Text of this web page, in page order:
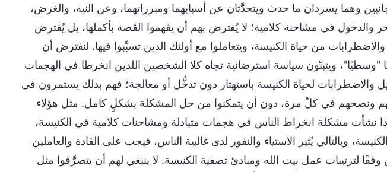
وهما يسردان ما حدث ويتحدَّثان عن أسبابهما ومبرراتهما، وعن النية، والغرض،
والدخول في مشاحنة كلامية؛ لا يُفترض بهم أن يفهموا القصة بأكملها، بل يُفترض
من حياة الكنيسة، ويتعاملوا مع أولئك الذين تسبَّبوا فيها. لنفترض أن
"وسطيًا"، ويتبنّون سياسة استرضائية تجاه كلا الشخصين اللذين انخرطا في الهجمات
والاضطرابات لحياة الكنيسة باستهتار دون تدخُّل أو معالجة؛ فهم بذلك يستمرون في
ونصحهم في كلّ مرة، دون أن يتمكنوا من حل المشكلة بشكلٍ كامل. مثل هؤلاء
نشأت مشكلة انخراط الناس في هجمات متبادلة ومشاحنات كلامية في الكنيسة،
وبالتالي يُثير الاستياء والنفور لدى غالبية الناس، فيجب على القادة والعاملين
لترتيبات عمل بيت الله ومبادئ تصفية الكنيسة. لا ينبغي لهم أن يتصرَّفوا مثل